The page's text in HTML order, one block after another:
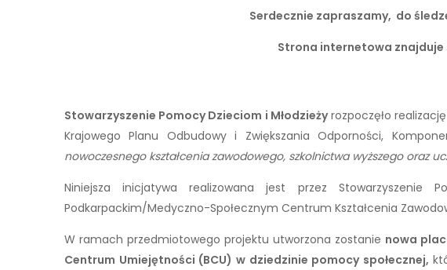
Serdecznie zapraszamy, do
Strona internetowa znajduje
Stowarzyszenie Pomocy Dzieciom i Młodzieżyrozpoczęło
Krajowego Planu Odbudowy i Zwiększania Odporności,
nowoczesnego kształcenia zawodowego, szkolnictwa wyższego oraz
Niniejsza inicjatywa realizowana jest przez Stowarzyszenie
Podkarpackim/Medyczno-Społecznym Centrum Kształcenia
W ramach przedmiotowego projektu utworzona zostanie nowa
Centrum Umiejętności (BCU) w dziedzinie pomocy społecznej,